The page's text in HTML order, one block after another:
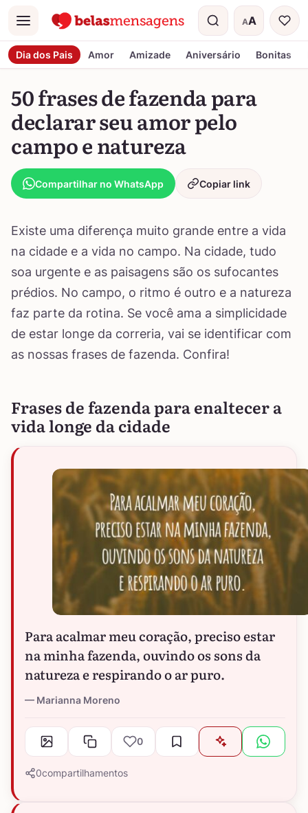
Menu AA
Tamanho do
Dia dos Pais Amor Amizade Aniversário Bonitas
50 frases de fazenda para
declarar seu amor pelo
campo e natureza
Compartilhar no WhatsApp Copiar link
Existe uma diferença muito grande entre a vida
na cidade e a vida no campo. Na cidade, tudo
soa urgente e as paisagens são os sufocantes
prédios. No campo, o ritmo é outro e a natureza
faz parte da rotina. Se você ama a simplicidade
de estar longe da correria, vai se identificar com
as nossas frases de fazenda. Confira!
Frases de fazenda para enaltecer a
vida longe da cidade
Para acalmar meu coração, preciso estar
na minha fazenda, ouvindo os sons da
natureza e respirando o ar puro.
Marianna Moreno
0
0compartilhamentos